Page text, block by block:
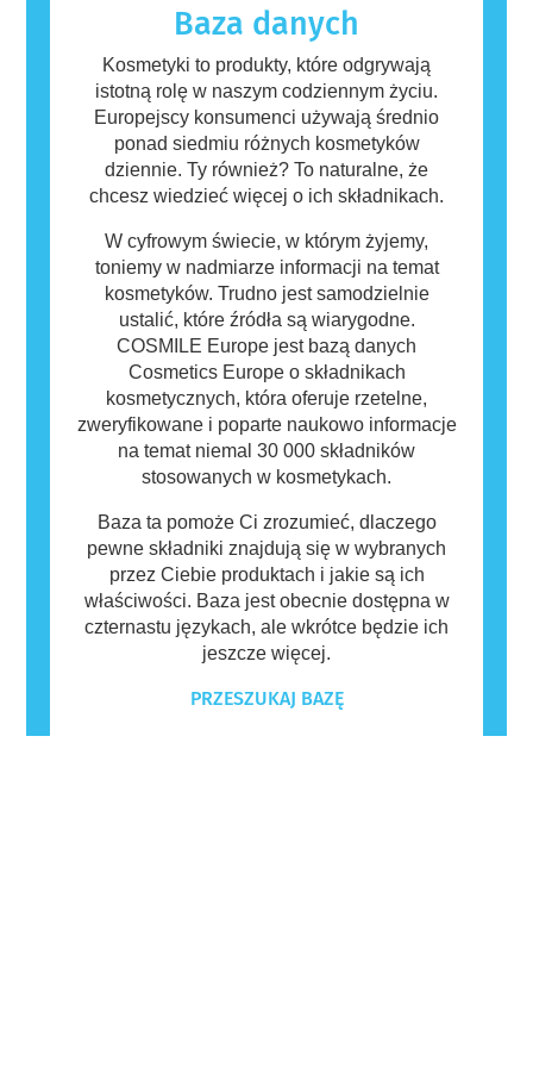
funkcjonowania układu hormonalnego.
mogą zawierać składniki, które dla niektórych
osób mogą okazać się alergizujące. Nie
oznacza to jednak, że produkt nie jest
bezpieczny dla innych.
Baza danych
Kosmetyki to produkty, które odgrywają
istotną rolę w naszym codziennym życiu.
Europejscy konsumenci używają średnio
ponad siedmiu różnych kosmetyków
dziennie. Ty również? To naturalne, że
chcesz wiedzieć więcej o ich składnikach.
W cyfrowym świecie, w którym żyjemy,
toniemy w nadmiarze informacji na temat
kosmetyków. Trudno jest samodzielnie
ustalić, które źródła są wiarygodne.
COSMILE Europe jest bazą danych
Cosmetics Europe o składnikach
kosmetycznych, która oferuje rzetelne,
zweryfikowane i poparte naukowo informacje
na temat niemal 30 000 składników
stosowanych w kosmetykach.
Baza ta pomoże Ci zrozumieć, dlaczego
pewne składniki znajdują się w wybranych
przez Ciebie produktach i jakie są ich
właściwości. Baza jest obecnie dostępna w
czternastu językach, ale wkrótce będzie ich
jeszcze więcej.
PRZESZUKAJ BAZĘ